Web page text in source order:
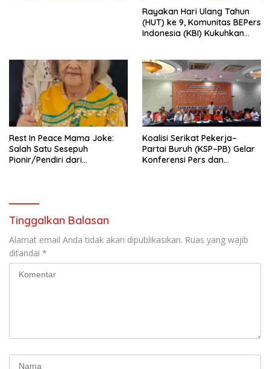
Rayakan Hari Ulang Tahun
(HUT) ke 9, Komunitas BEPers
Indonesia (KBI) Kukuhkan
Tema: “Penguatan dan
Pengembangan Organisasi
KBI yang Berbasis Riset di
seluruh Indonesia dan
Mancanegara”.
Rest In Peace Mama Joke:
Salah Satu Sesepuh
Pionir/Pendiri dari
Kasih Allah.
Koalisi Serikat Pekerja–
Partai Buruh (KSP–PB) Gelar
Konferensi Pers dan
Tinggalkan Balasan
Alamat email Anda tidak akan dipublikasikan. Ruas yang wajib
ditandai *